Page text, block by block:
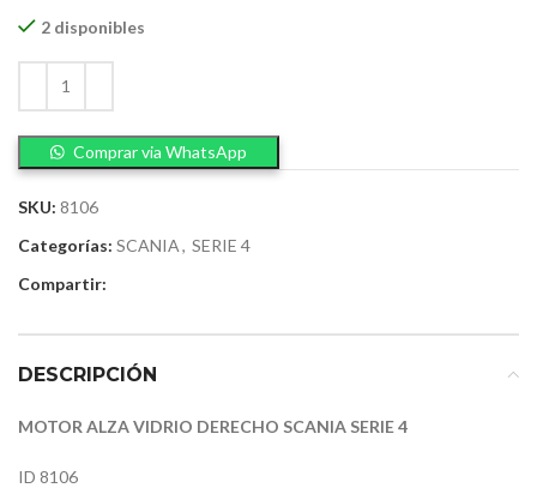
2 disponibles
Comprar via WhatsApp
SKU: 8106
Categorías: SCANIA, SERIE 4
Compartir:
DESCRIPCIÓN
MOTOR ALZA VIDRIO DERECHO SCANIA SERIE 4
ID 8106